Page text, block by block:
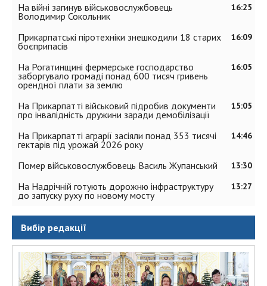
16:25
На війні загинув військовослужбовець
Володимир Сокольник
16:09
Прикарпатські піротехніки знешкодили 18 старих
боєприпасів
16:05
На Рогатинщині фермерське господарство
заборгувало громаді понад 600 тисяч гривень
орендної плати за землю
15:05
На Прикарпатті військовий підробив документи
про інвалідність дружини заради демобілізації
14:46
На Прикарпатті аграрії засіяли понад 353 тисячі
гектарів під урожай 2026 року
13:30
Помер військовослужбовець Василь Жупанський
13:27
На Надрічній готують дорожню інфраструктуру
до запуску руху по новому мосту
Вибір редакції